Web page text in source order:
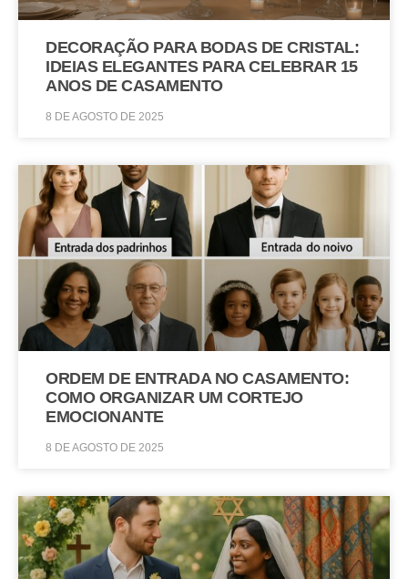
DECORAÇÃO PARA BODAS DE CRISTAL:
IDEIAS ELEGANTES PARA CELEBRAR 15
ANOS DE CASAMENTO
8 DE AGOSTO DE 2025
ORDEM DE ENTRADA NO CASAMENTO:
COMO ORGANIZAR UM CORTEJO
EMOCIONANTE
8 DE AGOSTO DE 2025